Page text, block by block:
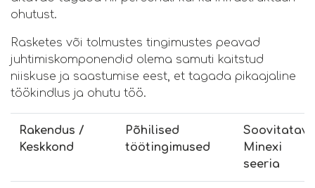
ohutust.
Rasketes või tolmustes tingimustes peavad
juhtimiskomponendid olema samuti kaitstud
niiskuse ja saastumise eest, et tagada pikaajaline
töökindlus ja ohutu töö.
Rakendus /
Keskkond
Põhilised
töötingimused
Soovitatav
Minexi
seeria